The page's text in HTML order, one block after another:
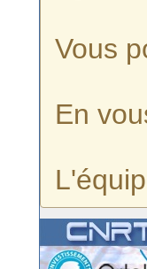
Vous
En